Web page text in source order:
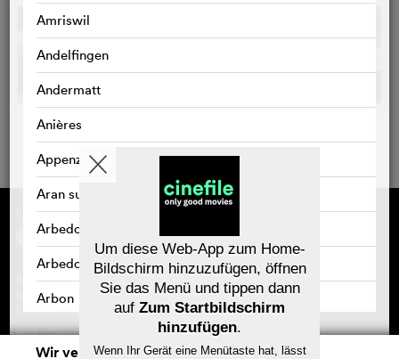
Amriswil
Andelfingen
Andermatt
Anières
Appenzell
Aran sur Vilette
Arbedo
Arbedo-Castione
Arbon
Arlesheim
Gefördert von
Kontakt
Impressum
Datenschutz
Newsletter
Häufig gestellte Fragen (FAQ)
Gutscheine
Wir verwenden Cookies. Mit dem
Um diese Web-App zum Home-
Bildschirm hinzuzufügen, öffnen
Sie das Menü und tippen dann
auf Zum Startbildschirm
hinzufügen.
Wenn Ihr Gerät eine Menütaste hat, lässt